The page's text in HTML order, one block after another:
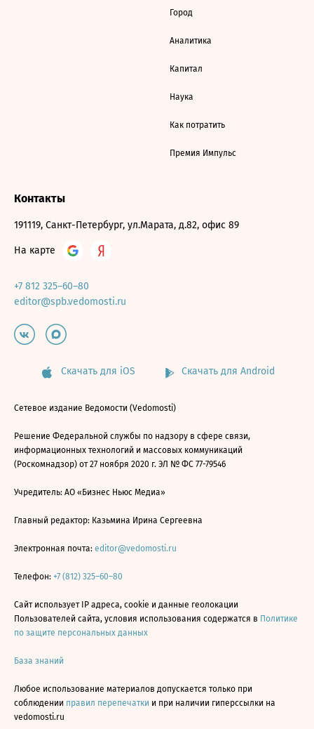
Город
Аналитика
Капитал
Наука
Как потратить
Премия Импульс
Контакты
191119, Санкт-Петербург, ул.Марата, д.82, офис 89
На карте
+7 812 325–60–80
editor@spb.vedomosti.ru
Скачать для iOS Скачать для Android
Сетевое издание Ведомости (Vedomosti)
Решение Федеральной службы по надзору в сфере связи,
информационных технологий и массовых коммуникаций
(Роскомнадзор) от 27 ноября 2020 г. ЭЛ № ФС 77-79546
Учредитель: АО «Бизнес Ньюс Медиа»
Главный редактор: Казьмина Ирина Сергеевна
Электронная почта: editor@vedomosti.ru
Телефон: +7 (812) 325–60–80
Сайт использует IP адреса, cookie и данные геолокации
Пользователей сайта, условия использования содержатся в Политике
по защите персональных данных
База знаний
Любое использование материалов допускается только при
соблюдении правил перепечатки и при наличии гиперссылки на
vedomosti.ru